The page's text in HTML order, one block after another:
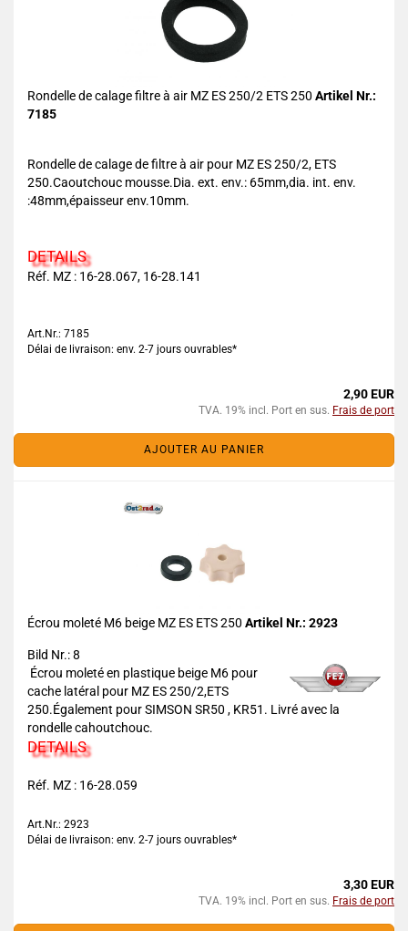
Rondelle de calage filtre à air MZ ES 250/2 ETS 250 Artikel Nr.:
7185
Rondelle de calage de filtre à air pour MZ ES 250/2, ETS
250.Caoutchouc mousse.Dia. ext. env.: 65mm,dia. int. env.
:48mm,épaisseur env.10mm.
DETAILS
Réf. MZ : 16-28.067, 16-28.141
Art.Nr.: 7185
Délai de livraison: env. 2-7 jours ouvrables*
2,90 EUR
TVA. 19% incl. Port en sus. Frais de port
AJOUTER AU PANIER
Écrou moleté M6 beige MZ ES ETS 250 Artikel Nr.: 2923
Bild Nr.: 8
Écrou moleté en plastique beige M6 pour
cache latéral pour MZ ES 250/2,ETS
250.Également pour SIMSON SR50 , KR51. Livré avec la
rondelle cahoutchouc.
DETAILS
Réf. MZ : 16-28.059
Art.Nr.: 2923
Délai de livraison: env. 2-7 jours ouvrables*
3,30 EUR
TVA. 19% incl. Port en sus. Frais de port